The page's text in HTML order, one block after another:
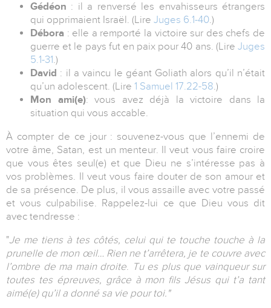
Gédéon : il a renversé les envahisseurs étrangers
qui opprimaient Israël. (Lire Juges 6.1-40.)
Débora : elle a remporté la victoire sur des chefs de
guerre et le pays fut en paix pour 40 ans. (Lire Juges
5.1-31.)
David : il a vaincu le géant Goliath alors qu’il n’était
qu’un adolescent. (Lire 1 Samuel 17.22-58.)
Mon ami(e): vous avez déjà la victoire dans la
situation qui vous accable.
À compter de ce jour : souvenez-vous que l’ennemi de
votre âme, Satan, est un menteur. Il veut vous faire croire
que vous êtes seul(e) et que Dieu ne s’intéresse pas à
vos problèmes. Il veut vous faire douter de son amour et
de sa présence. De plus, il vous assaille avec votre passé
et vous culpabilise. Rappelez-lui ce que Dieu vous dit
avec tendresse :
"Je me tiens à tes côtés, celui qui te touche touche à la
prunelle de mon œil… Rien ne t’arrêtera, je te couvre avec
l’ombre de ma main droite. Tu es plus que vainqueur sur
toutes tes épreuves, grâce à mon fils Jésus qui t’a tant
aimé(e) qu’il a donné sa vie pour toi."